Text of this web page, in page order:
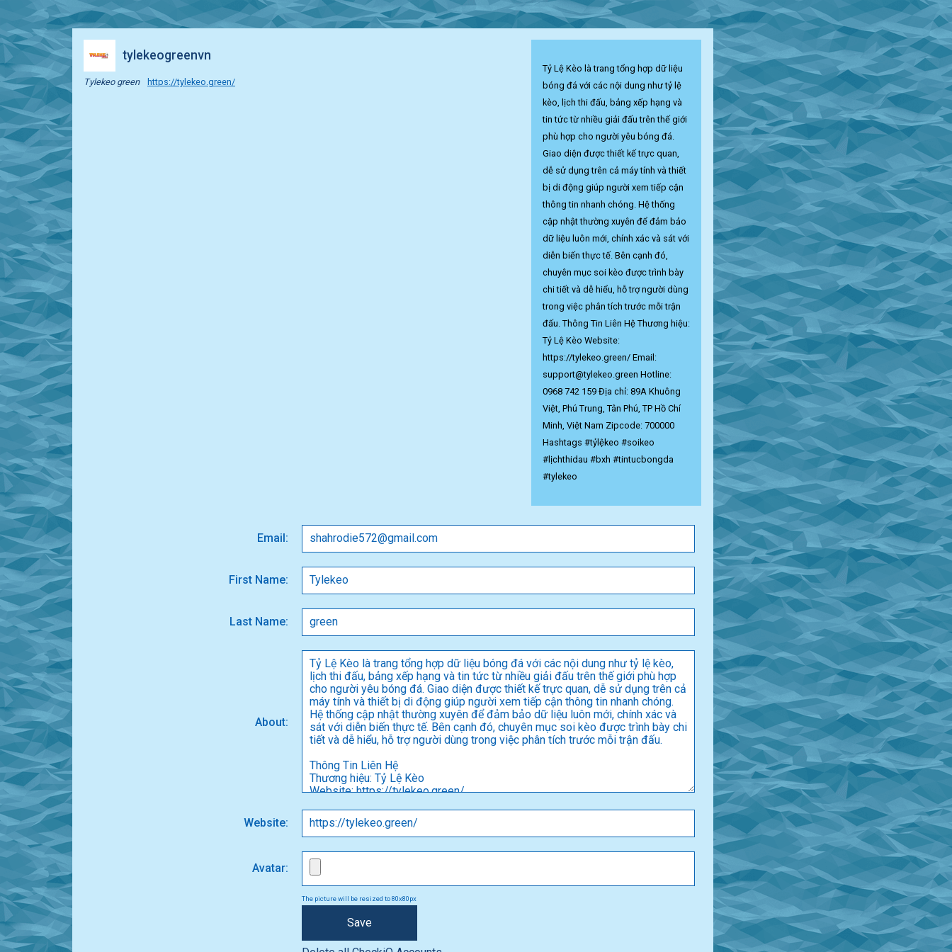
tylekeogreenvn
Tylekeo green https://tylekeo.green/
Tỷ Lệ Kèo là trang tổng hợp dữ liệu
bóng đá với các nội dung như tỷ lệ
kèo, lịch thi đấu, bảng xếp hạng và
tin tức từ nhiều giải đấu trên thế giới
phù hợp cho người yêu bóng đá.
Giao diện được thiết kế trực quan,
dễ sử dụng trên cả máy tính và thiết
bị di động giúp người xem tiếp cận
thông tin nhanh chóng. Hệ thống
cập nhật thường xuyên để đảm bảo
dữ liệu luôn mới, chính xác và sát với
diễn biến thực tế. Bên cạnh đó,
chuyên mục soi kèo được trình bày
chi tiết và dễ hiểu, hỗ trợ người dùng
trong việc phân tích trước mỗi trận
đấu. Thông Tin Liên Hệ Thương hiệu:
Tỷ Lệ Kèo Website:
https://tylekeo.green/ Email:
support@tylekeo.green Hotline:
0968 742 159 Địa chỉ: 89A Khuông
Việt, Phú Trung, Tân Phú, TP Hồ Chí
Minh, Việt Nam Zipcode: 700000
Hashtags #tỷlệkeo #soikeo
#lịchthidau #bxh #tintucbongda
#tylekeo
Email:
First Name:
Last Name:
About:
Website:
Avatar:
The picture will be resized to 80x80px